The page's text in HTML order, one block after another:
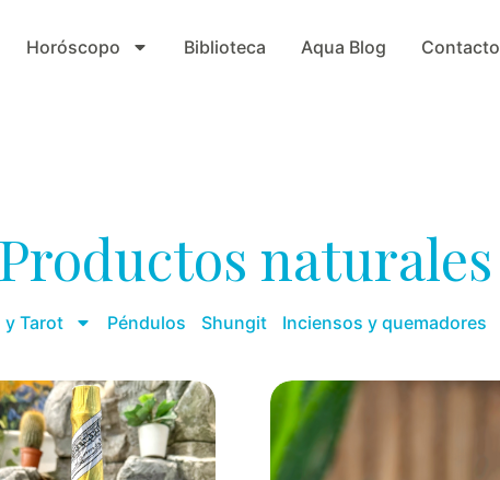
Horóscopo Biblioteca Aqua Blog Contacto
naturales
y Tarot Péndulos Shungit Inciensos y quemadores
Page Page